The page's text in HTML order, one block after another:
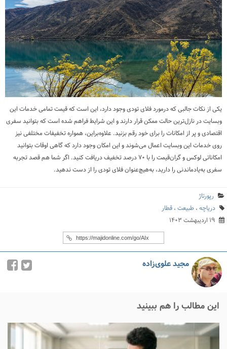
یکی از نکات جالبی که درمورد فلای تودی وجود دارد، این است که قیمت تمامی خدمات این
وبسایت در نازل‌ترین حالت ممکن قرار دارند و این شرایط فراهم شده است که بتوانید سفری
اقتصادی و پر از امکانات را برای خود رقم بزنید. علاوه‌براین، همواره تخفیفات مختلفی نیز
روی خدمات این وبسایت اعمال می‌شوند و این امکان وجود دارد که گاهی اوقات بتوانید
امکاناتی لوکس و گران‌قیمت را با ۷۰ درصد تخفیف دریافت کنید. اگر شما هم قصد تجربه
سفری به‌یادماندنی را دارید، به‌هیچ‌عنوان فلای تودی را از دست ندهید.
رپورتاژ
دریاچه ، طبیعت ، قطار
۱۹ اردیبهشت ۱۴۰۳
مجید علوی‌زاده
این مطالب را هم ببینید